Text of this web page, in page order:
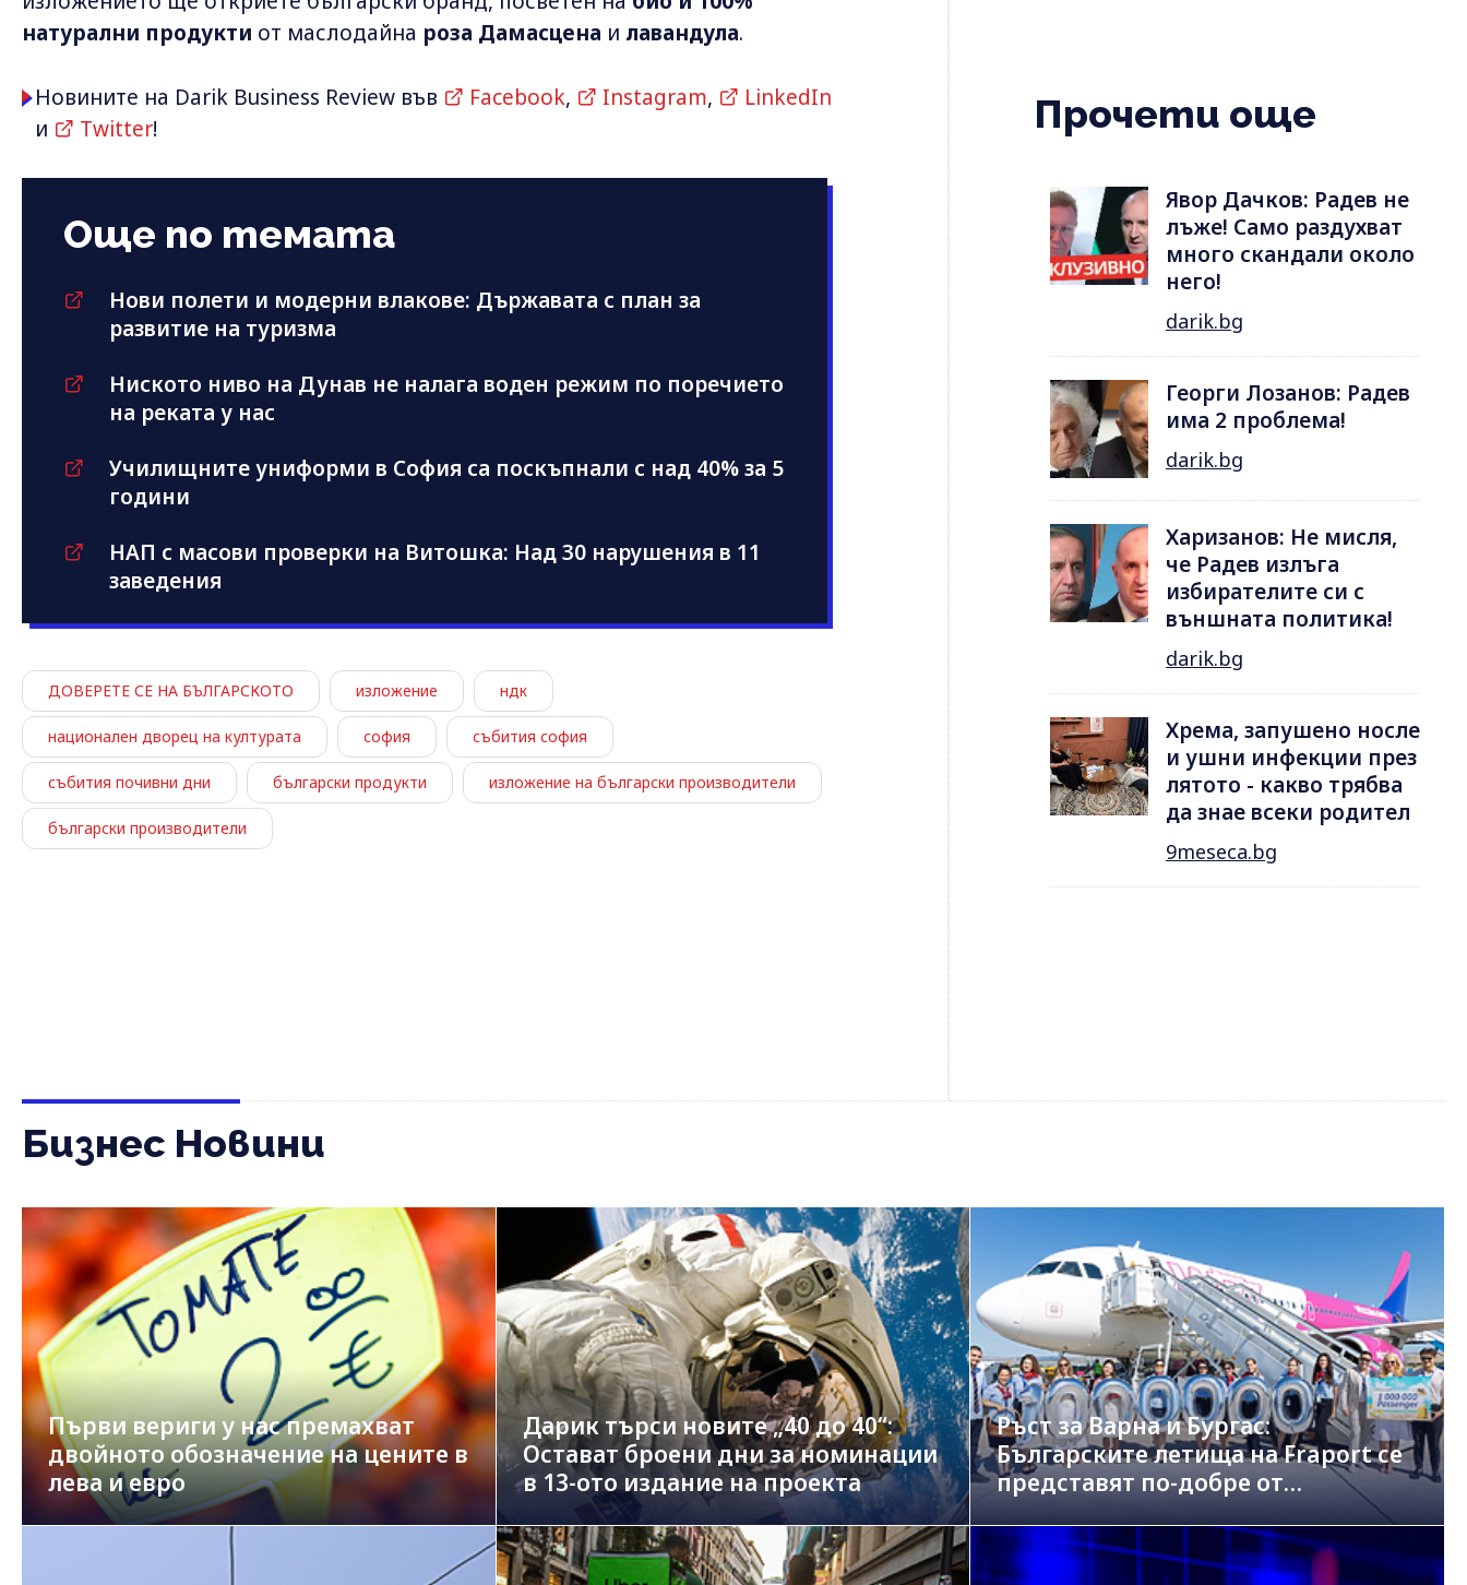
натурални продукти от маслодайна роза Дамасцена и лавандула.
Новините на Darik Business Review във Facebook, Instagram,
LinkedIn
и
Twitter!
Още по темата
Нови полети и модерни влакове: Държавата с план за
развитие на туризма
Ниското ниво на Дунав не налага воден режим по поречието
на реката у нас
Училищните униформи в София са поскъпнали с над 40% за 5
години
НАП с масови проверки на Витошка: Над 30 нарушения в 11
заведения
ДОВЕРЕТЕ СЕ НА БЪЛГАРСКОТО изложение ндк
национален дворец на културата софия събития софия
събития почивни дни български продукти изложение на български производители
български производители
Прочети още
Явор Дачков: Радев не
лъже! Само раздухват
много скандали около
него!
darik.bg
Георги Лозанов: Радев
има 2 проблема!
darik.bg
Харизанов: Не мисля,
че Радев излъга
избирателите си с
външната политика!
darik.bg
Хрема, запушено носле
и ушни инфекции през
лятотo - какво трябва
да знае всеки родител
9meseca.bg
Бизнес Новини
Първи вериги у нас премахват
двойното обозначение на цените в
лева и евро
Дарик търси новите „40 до 40“:
Остават броени дни за номинации
в 13-ото издание на проекта
Ръст за Варна и Бургас:
Българските летища на Fraport се
представят по-добре от
германските